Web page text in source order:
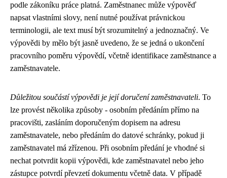
podle zákoníku práce platná. Zaměstnanec může výpověď
napsat vlastními slovy, není nutné používat právnickou
terminologii, ale text musí být srozumitelný a jednoznačný. Ve
výpovědi by mělo být jasně uvedeno, že se jedná o ukončení
pracovního poměru výpovědí, včetně identifikace zaměstnance a
zaměstnavatele.
Důležitou součástí výpovědi je její doručení zaměstnavateli. To
lze provést několika způsoby - osobním předáním přímo na
pracovišti, zasláním doporučeným dopisem na adresu
zaměstnavatele, nebo předáním do datové schránky, pokud ji
zaměstnavatel má zřízenou. Při osobním předání je vhodné si
nechat potvrdit kopii výpovědi, kde zaměstnavatel nebo jeho
zástupce potvrdí převzetí dokumentu včetně data. V případě